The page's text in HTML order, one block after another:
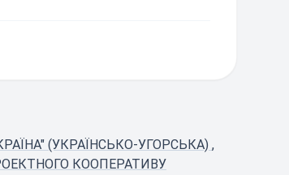
(УКРАЇНСЬКО-УГОРСЬКА) ,
КООПЕРАТИВУ